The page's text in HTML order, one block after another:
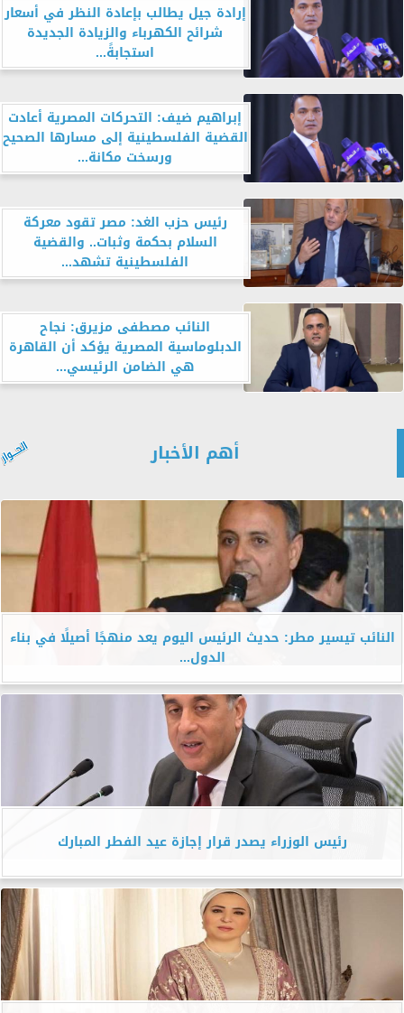
إرادة جيل يطالب بإعادة النظر في أسعار
شرائح الكهرباء والزيادة الجديدة
استجابةً...
إبراهيم ضيف: التحركات المصرية أعادت
القضية الفلسطينية إلى مسارها الصحيح
ورسخت مكانة...
رئيس حزب الغد: مصر تقود معركة
السلام بحكمة وثبات.. والقضية
الفلسطينية تشهد...
النائب مصطفى مزيرق: نجاح
الدبلوماسية المصرية يؤكد أن القاهرة
هي الضامن الرئيسي...
أهم الأخبار
النائب تيسير مطر: حديث الرئيس اليوم يعد منهجًا أصيلًا في بناء
الدول...
رئيس الوزراء يصدر قرار إجازة عيد الفطر المبارك